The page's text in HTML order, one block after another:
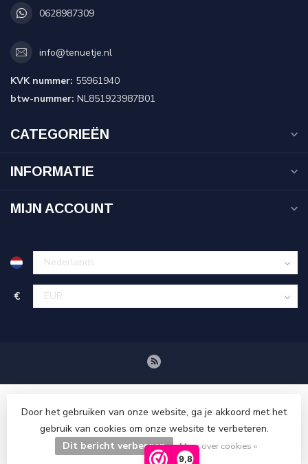
9,8
0628987309
info@tenuetje.nl
KVK nummer: 55961940
btw-nummer: NL851923987B01
CATEGORIEËN
INFORMATIE
MIJN ACCOUNT
€
© Copyright 2026 Tenuetje.nl
Door het gebruiken van onze website, ga je akkoord met het
gebruik van cookies om onze website te verbeteren.
Dit bericht verbergen
Meer over cookies »